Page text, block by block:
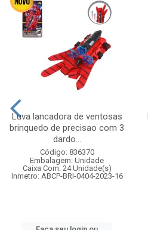
Luva lancadora de ventosas
brinquedo de precisao com 3
dardo...
Código: 836370
Embalagem: Unidade
Caixa Com: 24 Unidade(s)
Inmetro: ABCP-BRI-0404-2023-16